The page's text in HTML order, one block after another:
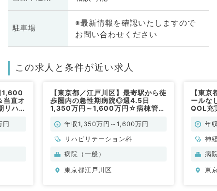
駐車場
※最新情報を確認いたしますので
お問い合わせください
この求人と条件が近い求人
1,600
直オ
リハビ
／常
円
【東京都／江戸川区】最寄駅から徒
歩圏内の急性期病院◎週4.5日
1,350万円～1,600万円☆病棟管
ハビリテーション科／常勤）
年収1,350万円～1,600万円
リハビリテーション科
病院（一般）
東京都江戸川区
【東
ールな
QOL充
す！年
神
科
謝
病
東